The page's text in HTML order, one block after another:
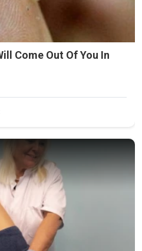
Come Out Of You In